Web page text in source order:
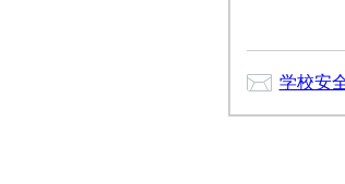
学校安